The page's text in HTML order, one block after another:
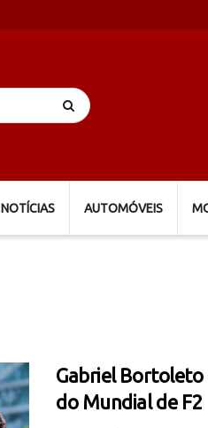
NOTÍCIAS AUTOMÓVEIS
Gabriel Bortoleto
do Mundial de F2